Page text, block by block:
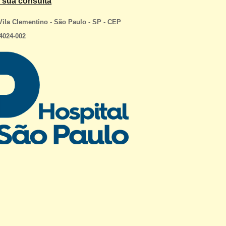
Clementino - São Paulo - SP - CEP
002